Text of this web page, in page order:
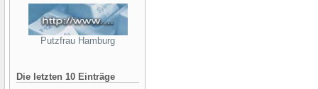
Putzfrau Hamburg
Die letzten 10 Einträge